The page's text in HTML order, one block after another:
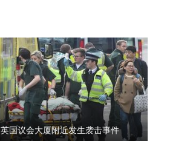
英国议会大厦附近发生袭击事件